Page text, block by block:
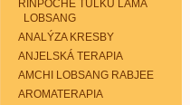
RINPOCHE TULKU LÁMA
LOBSANG
ANALÝZA KRESBY
ANJELSKÁ TERAPIA
AMCHI LOBSANG RABJEE
AROMATERAPIA